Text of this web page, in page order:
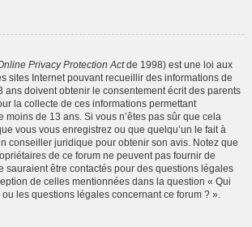
Privacy Protection Actde 1998) est une loi aux
sites Internet pouvant recueillir des informations de
ans doivent obtenir le consentement écrit des parents
la collecte de ces informations permettant
moins de 13 ans. Si vous n’êtes pas sûr que cela
vous vous enregistrez ou que quelqu’un le fait à
conseiller juridique pour obtenir son avis. Notez que
de ce forum ne peuvent pas fournir de
sauraient être contactés pour des questions légales
de celles mentionnées dans la question « Qui
les questions légales concernant ce forum ? ».